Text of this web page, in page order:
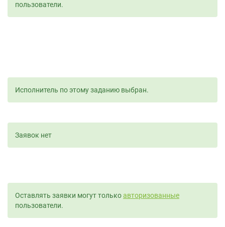
пользователи.
Исполнитель по этому заданию выбран.
Заявок нет
Оставлять заявки могут толькоавторизованные
пользователи.